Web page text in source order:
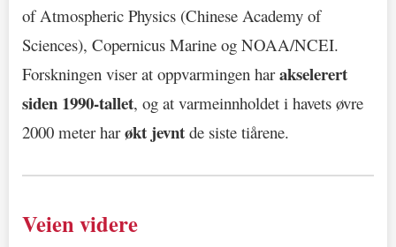
of Atmospheric Physics (Chinese Academy of
Sciences), Copernicus Marine og NOAA/NCEI.
Forskningen viser at oppvarmingen harakselerert
siden 1990-tallet, og at varmeinnholdet i havets øvre
2000 meter harøkt jevnt de siste tiårene.
Veien videre